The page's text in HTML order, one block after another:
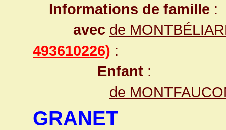
Informations de famille :
avec de
493610226) :
Enfant :
de
GRANET